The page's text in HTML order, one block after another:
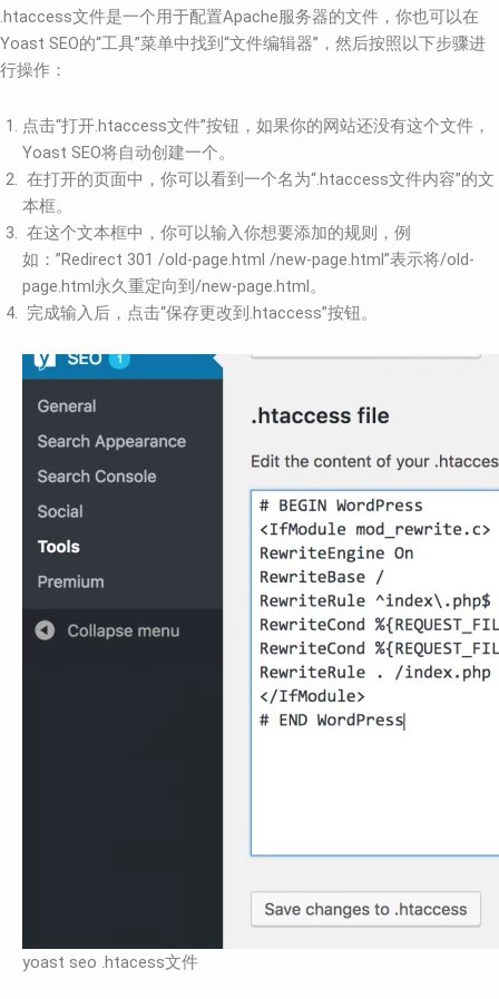
.htaccess文件是一个用于配置Apache服务器的文件，你也可以在
Yoast SEO的“工具”菜单中找到“文件编辑器”，然后按照以下步骤进
行操作：
点击“打开.htaccess文件”按钮，如果你的网站还没有这个文件，
Yoast SEO将自动创建一个。
在打开的页面中，你可以看到一个名为“.htaccess文件内容”的文
本框。
在这个文本框中，你可以输入你想要添加的规则，例
如：”Redirect 301 /old-page.html /new-page.html”表示将/old-
page.html永久重定向到/new-page.html。
完成输入后，点击“保存更改到.htaccess”按钮。
yoast seo .htacess文件